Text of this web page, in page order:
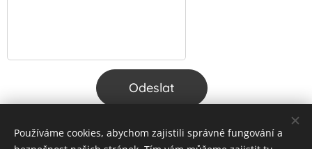
Odeslat
Používáme cookies, abychom zajistili správné fungování a